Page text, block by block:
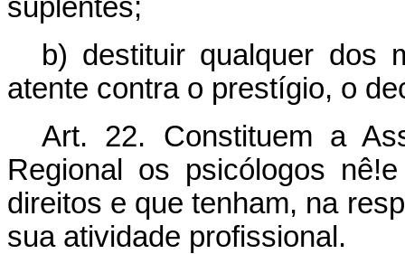
suplentes;
b) destituir qualquer dos
atente contra o prestígio, o
Art. 22. Constituem a
Regional os psicólogos
direitos e que tenham, na
sua atividade profissional.